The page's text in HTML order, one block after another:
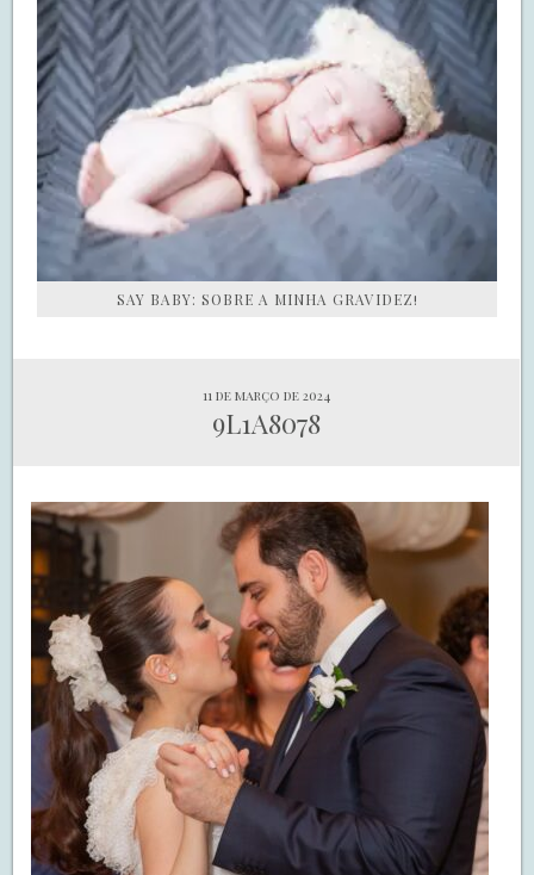
SAY BABY: SOBRE A MINHA GRAVIDEZ!
11 de março de 2024
9L1A8078